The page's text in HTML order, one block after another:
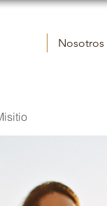
Nosotros